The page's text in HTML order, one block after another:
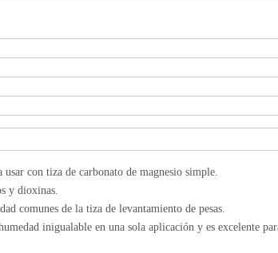
con tiza de carbonato de magnesio simple.
​​​​y dioxinas.
comunes de la tiza de levantamiento de pesas.
inigualable en una sola aplicación y es excelente